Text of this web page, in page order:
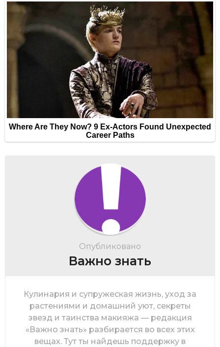
Опубликовано
Важно знать
Кулинария и супружеская жизнь, уход за
растениями и домашний уют, секреты
звезд и таинства макияжа — редакция
«Важно знать» разбирается во всех этих
вещах. Тут ты найдешь поддержку в